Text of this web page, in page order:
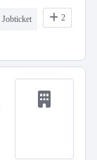
Jobticket 2